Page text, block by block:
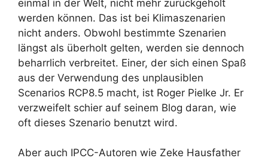
einmal in der Welt, nicht mehr zurückgeholt
werden können. Das ist bei Klimaszenarien
nicht anders. Obwohl bestimmte Szenarien
längst als überholt gelten, werden sie dennoch
beharrlich verbreitet. Einer, der sich einen Spaß
aus der Verwendung des unplausiblen
Scenarios RCP8.5 macht, ist Roger Pielke Jr. Er
verzweifelt schier auf seinem Blog daran, wie
oft dieses Szenario benutzt wird.
Aber auch IPCC-Autoren wie Zeke Hausfather